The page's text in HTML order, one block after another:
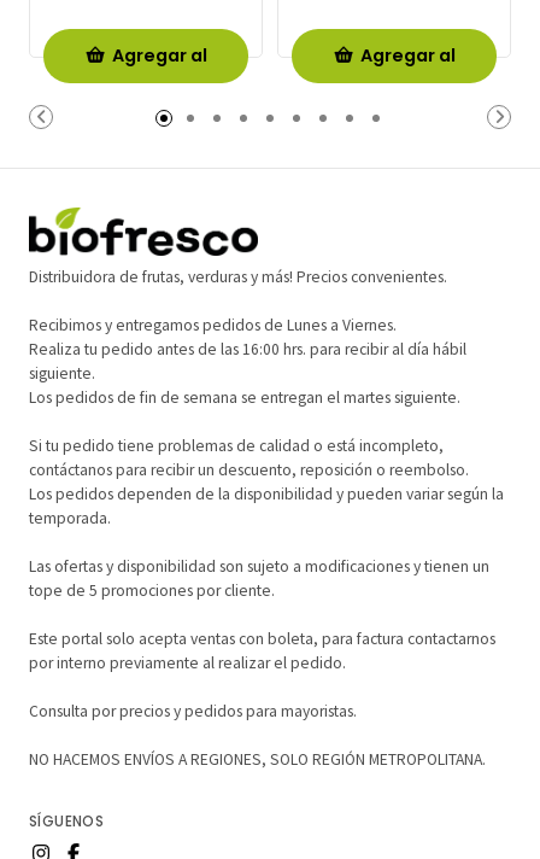
Agregar al
Carro
Agregar al
Carro
Distribuidora de frutas, verduras y más! Precios convenientes.
Recibimos y entregamos pedidos de Lunes a Viernes.
Realiza tu pedido antes de las 16:00 hrs. para recibir al día hábil
siguiente.
Los pedidos de fin de semana se entregan el martes siguiente.
Si tu pedido tiene problemas de calidad o está incompleto,
contáctanos para recibir un descuento, reposición o reembolso.
Los pedidos dependen de la disponibilidad y pueden variar según la
temporada.
Las ofertas y disponibilidad son sujeto a modificaciones y tienen un
tope de 5 promociones por cliente.
Este portal solo acepta ventas con boleta, para factura contactarnos
por interno previamente al realizar el pedido.
Consulta por precios y pedidos para mayoristas.
NO HACEMOS ENVÍOS A REGIONES, SOLO REGIÓN METROPOLITANA.
SÍGUENOS